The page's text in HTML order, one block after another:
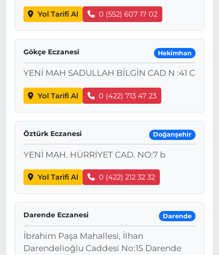
Yol Tarifi Al 0 (552) 607 17 02
Gökçe Eczanesi Hekimhan
YENİ MAH SADULLAH BİLGİN CAD N :41 C
Yol Tarifi Al 0 (422) 713 47 23
Öztürk Eczanesi Doğanşehir
YENİ MAH. HÜRRİYET CAD. NO:7 b
Yol Tarifi Al 0 (422) 212 32 32
Darende Eczanesi Darende
İbrahim Paşa Mahallesi, İlhan
Darendelioğlu Caddesi No:15 Darende